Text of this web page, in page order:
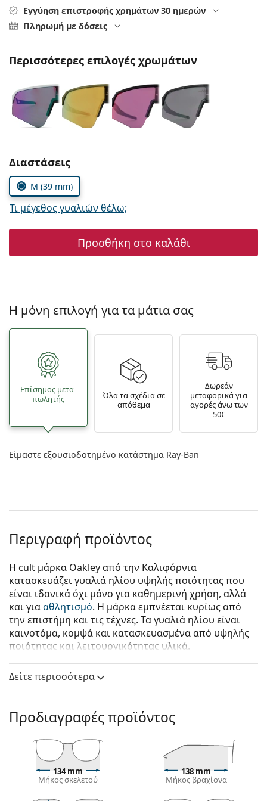
Persol
Prada
Όλες οι μάρκες
Εγγύηση επιστροφής χρημάτων 30 ημερών
Πληρωμή με δόσεις
Περισσότερες επιλογές χρωμάτων
Συμπληρώστε τις παράμετρους
Διαστάσεις
M (39 mm)
Τι μέγεθος γυαλιών θέλω;
Προσθήκη στο καλάθι
Η μόνη επιλογή για τα μάτια σας
Επίσημος μετα­
πωλητής
Όλα τα σχέδια σε
απόθεμα
Δωρεάν
μεταφορικά για
αγορές άνω των
50€
Είμαστε εξουσιοδοτημένο κατάστημα Ray-Ban
Περιγραφή προϊόντος
Η cult μάρκα Oakley από την Καλιφόρνια
κατασκευάζει γυαλιά ηλίου υψηλής ποιότητας που
είναι ιδανικά όχι μόνο για καθημερινή χρήση, αλλά
και γιααθλητισμό. Η μάρκα εμπνέεται κυρίως από
την επιστήμη και τις τέχνες. Τα γυαλιά ηλίου είναι
καινοτόμα, κομψά και κατασκευασμένα από υψηλής
ποιότητας και λειτουργικότητας υλικά.
Oakley Sutro Lite Sweep OO 9465 04 39είναι unisex
γυαλιά ηλίου.
με τη λειτουργία του Εικονικού καθρέφτη του
Lentiamo.
Σκελετός γυαλιών ηλίου
Το λευκό χρώμα του σκελετού ταιριάζει απόλυτα
με ένα δροσερό χρώμα του δέρματος και μαύρα,
Δείτε περισσότερα
Προδιαγραφές προϊόντος
134 mm
Μήκος σκελετού
138 mm
Μήκος βραχίονα